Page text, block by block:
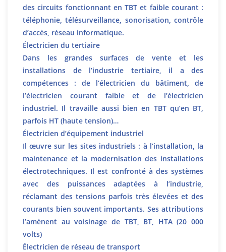
des circuits fonctionnant en TBT et faible courant :
téléphonie, télésurveillance, sonorisation, contrôle
d’accès, réseau informatique.
Électricien du tertiaire
Dans les grandes surfaces de vente et les
installations de l’industrie tertiaire, il a des
compétences : de l’électricien du bâtiment, de
l’électricien courant faible et de l’électricien
industriel. Il travaille aussi bien en TBT qu’en BT,
parfois HT (haute tension)…
Électricien d’équipement industriel
Il œuvre sur les sites industriels : à l’installation, la
maintenance et la modernisation des installations
électrotechniques. Il est confronté à des systèmes
avec des puissances adaptées à l’industrie,
réclamant des tensions parfois très élevées et des
courants bien souvent importants. Ses attributions
l’amènent au voisinage de TBT, BT, HTA (20 000
volts)
Électricien de réseau de transport